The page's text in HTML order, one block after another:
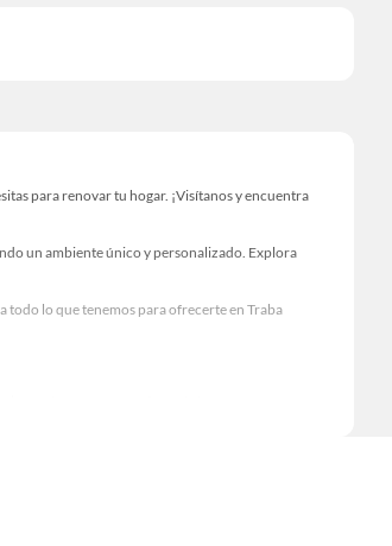
para renovar tu hogar. ¡Visítanos y encuentra
un ambiente único y personalizado. Explora
todo lo que tenemos para ofrecerte en Traba
lo que tenemos para ofrecerte!